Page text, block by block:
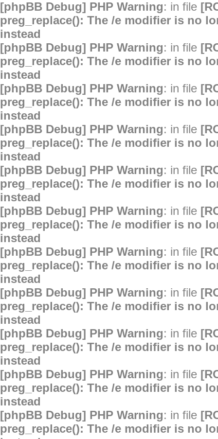
[phpBB Debug] PHP Warning: in file
preg_replace(): The /e modifier is no
instead
[phpBB Debug] PHP Warning: in file
preg_replace(): The /e modifier is no
instead
[phpBB Debug] PHP Warning: in file
preg_replace(): The /e modifier is no
instead
[phpBB Debug] PHP Warning: in file
preg_replace(): The /e modifier is no
instead
[phpBB Debug] PHP Warning: in file
preg_replace(): The /e modifier is no
instead
[phpBB Debug] PHP Warning: in file
preg_replace(): The /e modifier is no
instead
[phpBB Debug] PHP Warning: in file
preg_replace(): The /e modifier is no
instead
[phpBB Debug] PHP Warning: in file
preg_replace(): The /e modifier is no
instead
[phpBB Debug] PHP Warning: in file
preg_replace(): The /e modifier is no
instead
[phpBB Debug] PHP Warning: in file
preg_replace(): The /e modifier is no
instead
[phpBB Debug] PHP Warning: in file
preg_replace(): The /e modifier is no